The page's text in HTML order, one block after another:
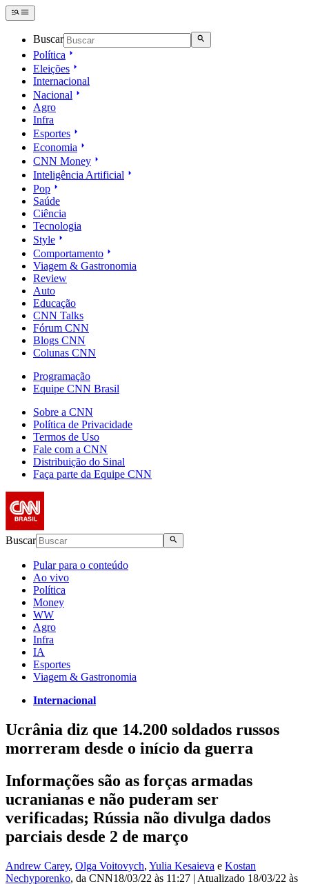
Buscar
Política
Eleições
Internacional
Nacional
Agro
Infra
Esportes
Economia
CNN Money
Inteligência Artificial
Pop
Saúde
Ciência
Tecnologia
Style
Comportamento
Viagem & Gastronomia
Review
Auto
Educação
CNN Talks
Fórum CNN
Blogs CNN
Colunas CNN
Programação
Equipe CNN Brasil
Sobre a CNN
Política de Privacidade
Termos de Uso
Fale com a CNN
Distribuição do Sinal
Faça parte da Equipe CNN
Buscar
Pular para o conteúdo
Ao vivo
Política
Money
WW
Agro
Infra
IA
Esportes
Viagem & Gastronomia
Internacional
Ucrânia diz que 14.200 soldados russos
morreram desde o início da guerra
Informações são as forças armadas
ucranianas e não puderam ser
verificadas; Rússia não divulga dados
parciais desde 2 de março
Andrew Carey, Olga Voitovych, Yulia Kesaieva e Kostan
Nechyporenko, da CNN18/03/22 às 11:27 | Atualizado 18/03/22 às